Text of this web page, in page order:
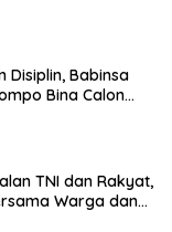
Disiplin, Babinsa
Bina Calon
TNI dan Rakyat,
Warga dan